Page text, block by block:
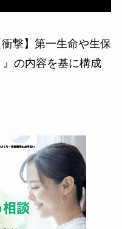
撃】第一生命や生保
の内容を基に構成